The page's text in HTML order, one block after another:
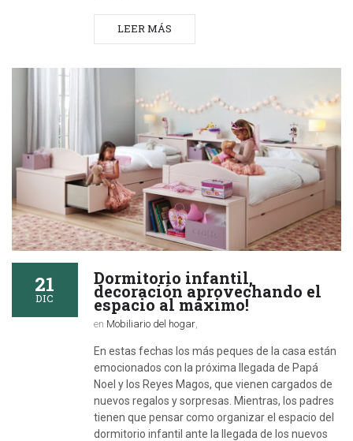
LEER MÁS
21
DIC
Dormitorio infantil,
decoración aprovechando el
espacio al máximo!
en Mobiliario del hogar,
En estas fechas los más peques de la casa están
emocionados con la próxima llegada de Papá
Noel y los Reyes Magos, que vienen cargados de
nuevos regalos y sorpresas. Mientras, los padres
tienen que pensar como organizar el espacio del
dormitorio infantil ante la llegada de los nuevos